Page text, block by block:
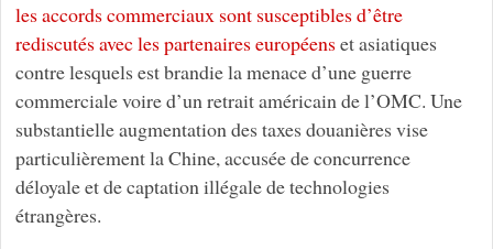
les accords commerciaux sont susceptibles d’être
rediscutés avec les partenaires européenset asiatiques
contre lesquels est brandie la menace d’une guerre
commerciale voire d’un retrait américain de l’OMC. Une
substantielle augmentation des taxes douanières vise
particulièrement la Chine, accusée de concurrence
déloyale et de captation illégale de technologies
étrangères.